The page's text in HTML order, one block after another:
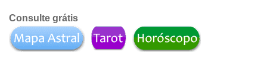
Consulte grátis